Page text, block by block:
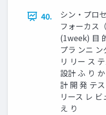
40.
シン・プロ
フォーカス
(1week) 目
プラ ンニ
リ リー ス
設計 ふ り
計 開 発 テ
リース レ
え り